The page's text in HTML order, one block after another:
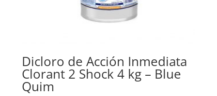
Dicloro de Acción Inmediata
Clorant 2 Shock 4 kg – Blue
Quim